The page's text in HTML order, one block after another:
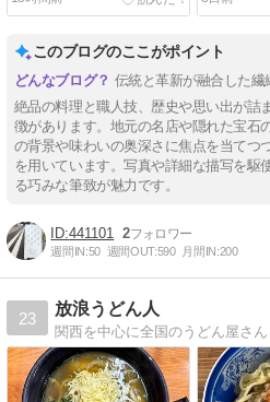
このブログのここがポイント
伝統と革新が融合した繊
絶品の料理と職人技、歴史や思い出が詰
徴があります。地元の名店や隠れた宝石
の背景や味わいの奥深さに焦点を当てつ
を用いています。写真や詳細な描写を駆
る巧みな筆致が魅力です。
441101 2
週間IN:50 週間OUT:590 月間IN:200
23
放浪うどん人
関西を中心に全国のうどん屋さん